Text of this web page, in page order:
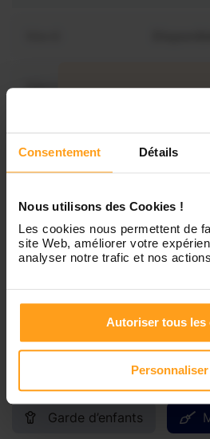
Consentement Détails
Nous utilisons des Cookies !
Les cookies nous permettent de
site Web, améliorer votre
analyser notre trafic et nos
Autoriser tous les
Personnaliser
Mercredi
Jeudi
Samedi
Dimanche
Services proposés
Garde d’enfants